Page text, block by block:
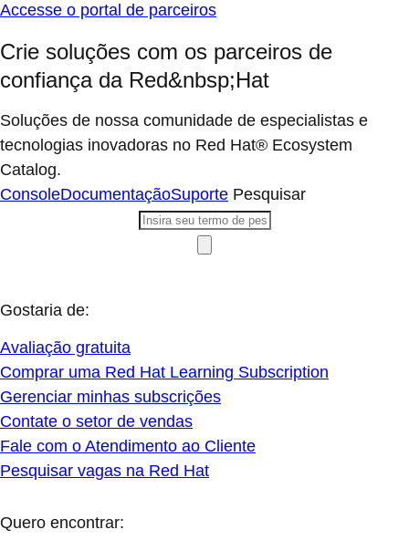
Accesse o portal de parceiros
Crie soluções com os parceiros de
confiança da Red&nbsp;Hat
Soluções de nossa comunidade de especialistas e
tecnologias inovadoras no Red Hat® Ecosystem
Catalog.
ConsoleDocumentaçãoSuporte Pesquisar
Gostaria de:
Avaliação gratuita
Comprar uma Red Hat Learning Subscription
Gerenciar minhas subscrições
Contate o setor de vendas
Fale com o Atendimento ao Cliente
Pesquisar vagas na Red Hat
Quero encontrar: